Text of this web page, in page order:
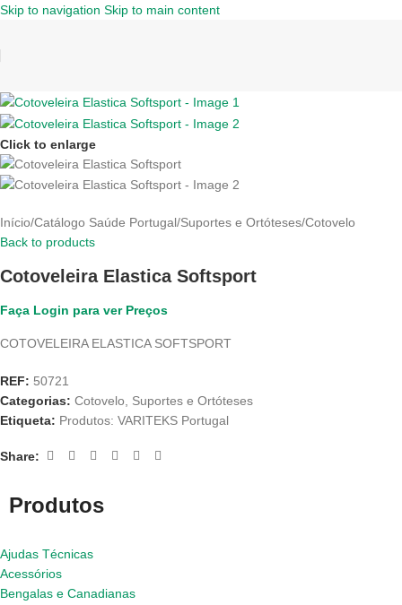
Skip to navigation Skip to main content
Produtos
Ajudas Técnicas
Acessórios
Bengalas e Canadianas
Click to enlarge
Início/Catálogo Saúde Portugal/Suportes e Ortóteses/Cotovelo
Back to products
Cotoveleira Elastica Softsport
Faça Login para ver Preços
COTOVELEIRA ELASTICA SOFTSPORT
REF: 50721
Categorias: Cotovelo
Suportes e Ortóteses
Etiqueta: Produtos: VARITEKS Portugal
Share: